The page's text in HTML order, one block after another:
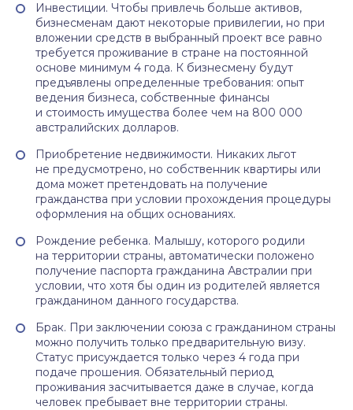
Инвестиции. Чтобы привлечь больше активов,
бизнесменам дают некоторые привилегии, но при
вложении средств в выбранный проект все равно
требуется проживание в стране на постоянной
основе минимум 4 года. К бизнесмену будут
предъявлены определенные требования: опыт
ведения бизнеса, собственные финансы
и стоимость имущества более чем на 800 000
австралийских долларов.
Приобретение недвижимости. Никаких льгот
не предусмотрено, но собственник квартиры или
дома может претендовать на получение
гражданства при условии прохождения процедуры
оформления на общих основаниях.
Рождение ребенка. Малышу, которого родили
на территории страны, автоматически положено
получение паспорта гражданина Австралии при
условии, что хотя бы один из родителей является
гражданином данного государства.
Брак. При заключении союза с гражданином страны
можно получить только предварительную визу.
Статус присуждается только через 4 года при
подаче прошения. Обязательный период
проживания засчитывается даже в случае, когда
человек пребывает вне территории страны.